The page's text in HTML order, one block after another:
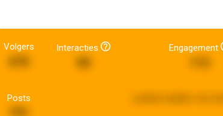
Volgers Interacties Engagement
Posts